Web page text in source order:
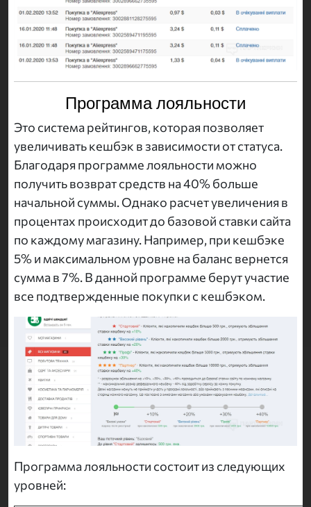
Программа лояльности
Это система рейтингов, которая позволяет
увеличивать кешбэк в зависимости от статуса.
Благодаря программе лояльности можно
получить возврат средств на 40% больше
начальной суммы. Однако расчет увеличения в
процентах происходит до базовой ставки сайта
по каждому магазину. Например, при кешбэке
5% и максимальном уровне на баланс вернется
сумма в 7%. В данной программе берут участие
все подтвержденные покупки с кешбэком.
Программа лояльности состоит из следующих
уровней: